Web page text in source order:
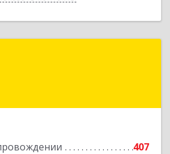
407
обл, Смоленск г, Ново-